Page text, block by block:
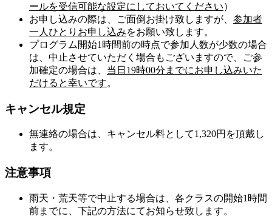
ールを受信可能な設定にしておいてください）
お申し込みの際は、ご面倒お掛け致しますが、 参加者
一人ひとりお申し込みをお願い致します。
プログラム開始1時間前の時点で参加人数が少数の場合
は、中止させていただく場合もございますので、ご参
加確定の場合は、 当日19時00分までにお申し込みいた
だけると幸いです。
キャンセル規定
無連絡の場合は、キャンセル料として1,320円を頂戴し
ます。
注意事項
雨天・荒天等で中止する場合は、各クラスの開始1時間
前までに、下記の方法にてお知らせ致します。